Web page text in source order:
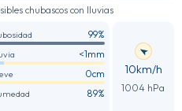
chubascos con lluvias
99%
<1mm
0cm
89%
10km/h
1004 hPa